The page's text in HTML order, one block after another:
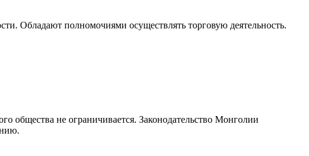
Обладают полномочиями осуществлять торговую деятельность.
общества не ограничивается. Законодательство Монголии